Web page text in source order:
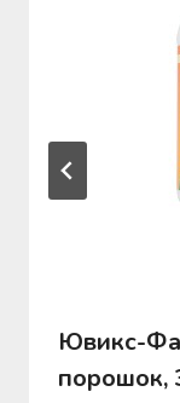
Ювикс-
порошок,